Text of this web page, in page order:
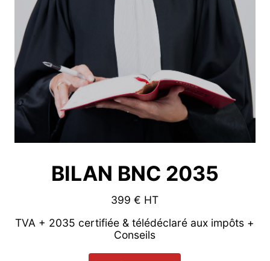
BILAN BNC 2035
399 € HT
TVA + 2035 certifiée & télédéclaré aux impôts +
Conseils